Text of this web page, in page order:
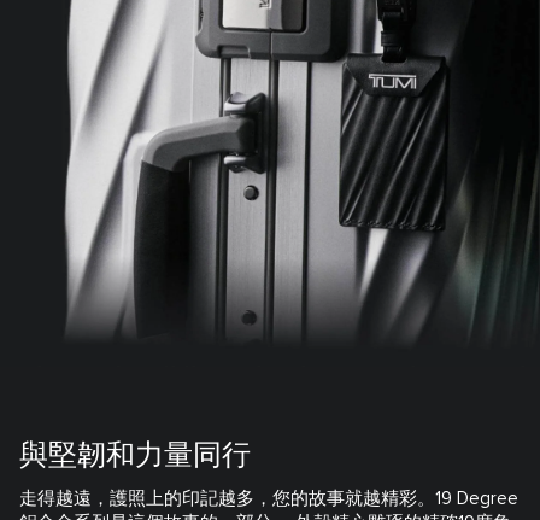
與堅韌和力量同行
走得越遠，護照上的印記越多，您的故事就越精彩。19 Degree